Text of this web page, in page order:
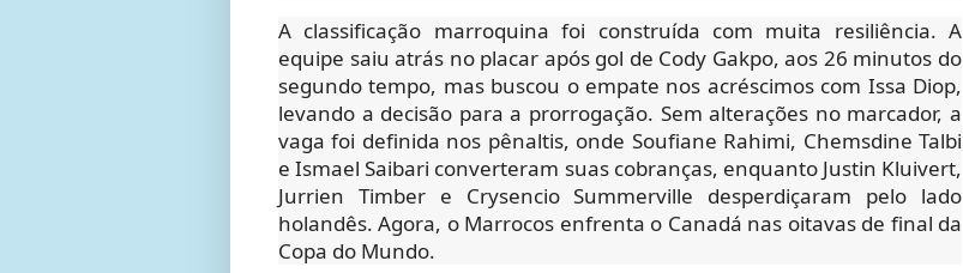
A classificação marroquina foi construída com muita resiliência. A
equipe saiu atrás no placar após gol de Cody Gakpo, aos 26 minutos do
segundo tempo, mas buscou o empate nos acréscimos com Issa Diop,
levando a decisão para a prorrogação. Sem alterações no marcador, a
vaga foi definida nos pênaltis, onde Soufiane Rahimi, Chemsdine Talbi
e Ismael Saibari converteram suas cobranças, enquanto Justin Kluivert,
Jurrien Timber e Crysencio Summerville desperdiçaram pelo lado
holandês. Agora, o Marrocos enfrenta o Canadá nas oitavas de final da
Copa do Mundo.